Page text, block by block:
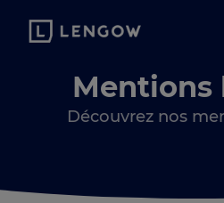
Mentions
Découvrez nos